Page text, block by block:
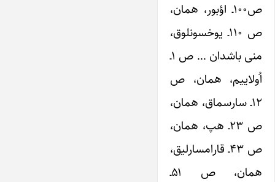
ص۱۰۰ـ اؤبور، همان،
ص ۱۱۰ـ یوخسونلوق،
منی باشدان … ص ۱ـ
اُولاییم، همان، ص
۱۲ـ سارسماق، همان،
ص ۲۳ـ هپ، همان،
ص ۴۳ـ قارامسارلیق،
همان، ص ۵۱ـ